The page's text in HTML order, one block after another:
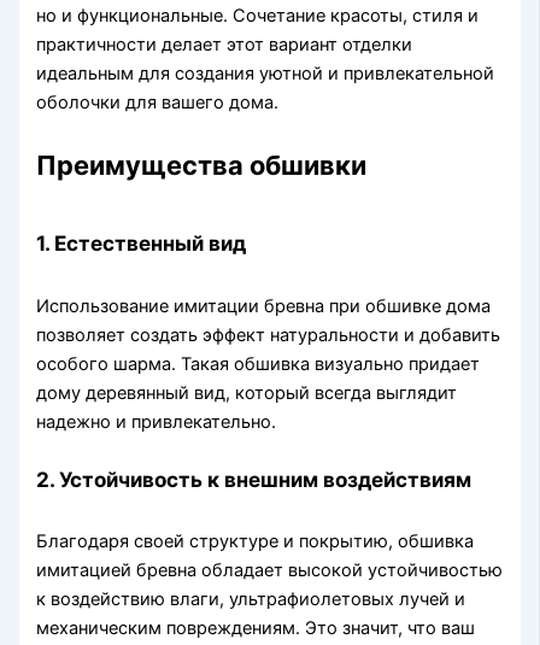
но и функциональные. Сочетание красоты, стиля и
практичности делает этот вариант отделки
идеальным для создания уютной и привлекательной
оболочки для вашего дома.
Преимущества обшивки
1. Естественный вид
Использование имитации бревна при обшивке дома
позволяет создать эффект натуральности и добавить
особого шарма. Такая обшивка визуально придает
дому деревянный вид, который всегда выглядит
надежно и привлекательно.
2. Устойчивость к внешним воздействиям
Благодаря своей структуре и покрытию, обшивка
имитацией бревна обладает высокой устойчивостью
к воздействию влаги, ультрафиолетовых лучей и
механическим повреждениям. Это значит, что ваш